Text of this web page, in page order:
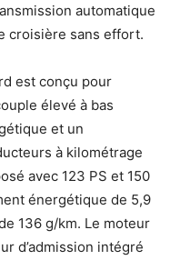
automatique
croisière sans effort.
est conçu pour
élevé à bas
et un
à kilométrage
avec 123 PS et 150
énergétique de 5,9
136 g/km. Le moteur
d’admission intégré